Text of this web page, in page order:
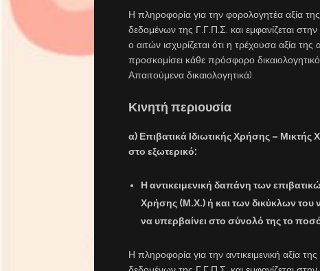
Η πληροφορία για την φορολογητέα αξία της
δεδομένων της Γ.Γ.Π.Σ. και εμφανίζεται
ο αιτών ισχυρίζεται ότι η τρέχουσα αξία της
προσκομίσει κάθε πρόσφορο
Απαιτούμενα δικαιολογητικά).
Κινητή περιουσία
α) Επιβατικά Ιδιωτικής Χρήσης –
στο εξωτερικό:
Η αντικειμενική δαπάνη των
Χρήσης (Μ.Χ.) ή και των δικύκλων του
να υπερβαίνει στο σύνολό της το
Η πληροφορία για την αντικειμενική αξία